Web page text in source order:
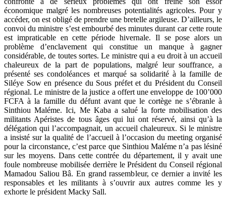
économique malgré les nombreuses potentialités agricoles. Pour y
accéder, on est obligé de prendre une bretelle argileuse. D’ailleurs, le
convoi du ministre s’est embourbé des minutes durant car cette route
est impraticable en cette période hivernale. Il se pose alors un
problème d’enclavement qui constitue un manque à gagner
considérable, de toutes sortes. Le ministre qui a eu droit à un accueil
chaleureux de la part de populations, malgré leur souffrance, a
présenté ses condoléances et marqué sa solidarité à la famille de
Siléye Sow en présence du Sous préfet et du Président du Conseil
régional. Le ministre de la justice a offert une enveloppe de 100’000
FCFA à la famille du défunt avant que le cortège ne s’ébranle à
Sinthiou Maléme. Ici, Me Kaba a salué la forte mobilisation des
militants Apéristes de tous âges qui lui ont réservé, ainsi qu’à la
délégation qui l’accompagnait, un accueil chaleureux. Si le ministre
a insisté sur la qualité de l’accueil à l’occasion du meeting organisé
pour la circonstance, c’est parce que Sinthiou Maléme n’a pas lésiné
sur les moyens. Dans cette contrée du département, il y avait une
foule nombreuse mobilisée derrière le Président du Conseil régional
Mamadou Saliou Bâ. En grand rassembleur, ce dernier a invité les
responsables et les militants à s’ouvrir aux autres comme les y
exhorte le président Macky Sall.